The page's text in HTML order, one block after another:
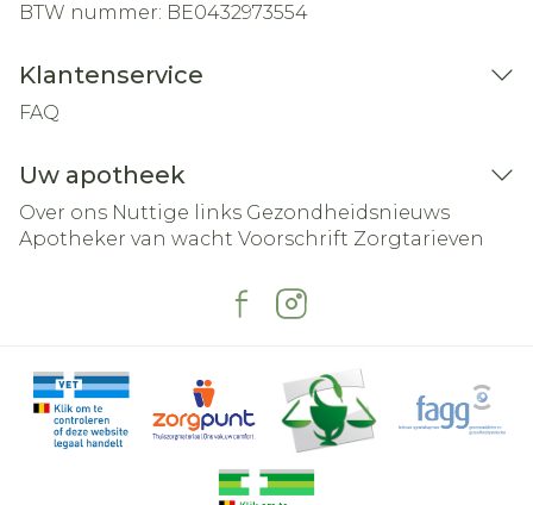
BTW nummer: BE0432973554
Klantenservice
FAQ
Uw apotheek
Over ons Nuttige links Gezondheidsnieuws
Apotheker van wacht Voorschrift Zorgtarieven